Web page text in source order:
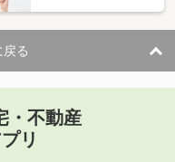
る
・不動産
リ